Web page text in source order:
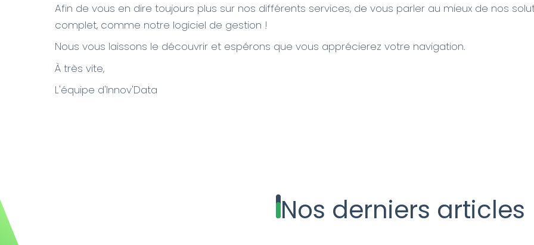
Afin de vous en dire toujours plus sur nos différents services, de vous parler au mieux de nos
complet, comme notre logiciel de gestion !
Nous vous laissons le découvrir et espérons que vous apprécierez votre navigation.
À très vite,
L'équipe d'Innov'Data
Nos derniers articles